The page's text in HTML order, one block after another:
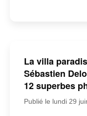
La villa
Sébastien
12 superbes
Publié le lundi 29